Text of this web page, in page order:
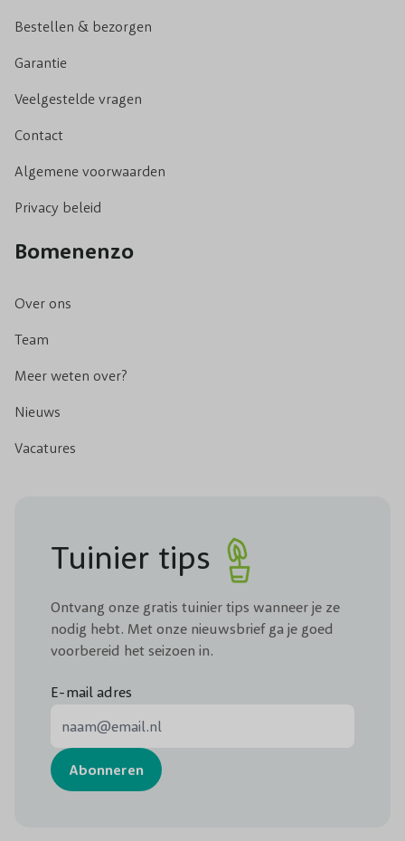
Bestellen & bezorgen
Garantie
Veelgestelde vragen
Contact
Algemene voorwaarden
Privacy beleid
Bomenenzo
Over ons
Team
Meer weten over?
Nieuws
Vacatures
Tuinier tips
Ontvang onze gratis tuinier tips wanneer je ze
nodig hebt. Met onze nieuwsbrief ga je goed
voorbereid het seizoen in.
E-mail adres
Abonneren